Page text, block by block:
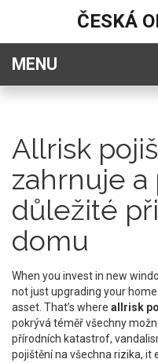
ČESKÁ
Allrisk
zahrnuje a
důležité
domu
When you invest in new
not just upgrading your
asset. That’s where allrisk
pokrývá téměř všechny
přírodních katastrof,
pojištění na všechna rizika, it